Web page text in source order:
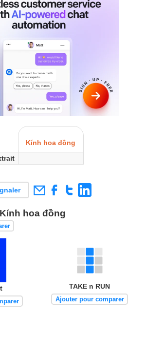
Kính hoa đồng
hoa đồng
TAKE n RUN
Ajouter pour comparer